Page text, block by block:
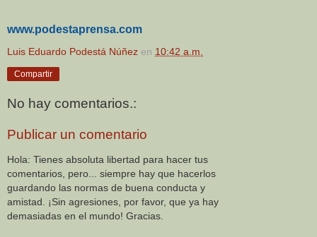
www.podestaprensa.com
Luis Eduardo Podestá Núñez en 10:42 a.m.
Compartir
No hay comentarios.:
Publicar un comentario
Hola: Tienes absoluta libertad para hacer tus
comentarios, pero... siempre hay que hacerlos
guardando las normas de buena conducta y
amistad. ¡Sin agresiones, por favor, que ya hay
demasiadas en el mundo! Gracias.